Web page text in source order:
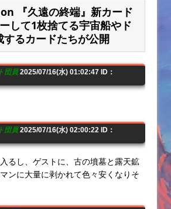
『久遠の終端』新カード
して1枚捨てる宇宙船やド
するカードたちが公開
団員2025/07/16(水) 01:02:47 ID：
団員2025/07/16(水) 02:00:22 ID：
るし、ゲストに、古の墳墓と露天鉱
ンに大量に剥かれて色々安くなりそ